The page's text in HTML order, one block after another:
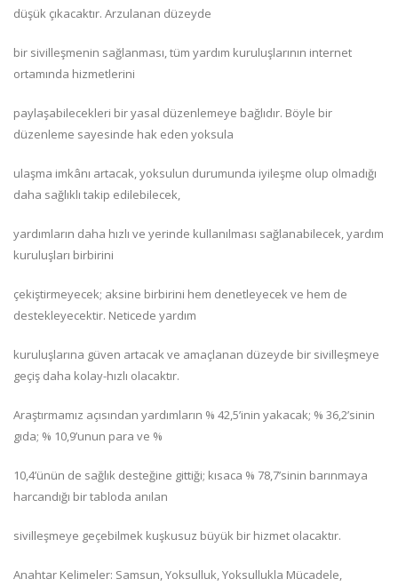
düşük çıkacaktır. Arzulanan düzeyde
bir sivilleşmenin sağlanması, tüm yardım kuruluşlarının internet
ortamında hizmetlerini
paylaşabilecekleri bir yasal düzenlemeye bağlıdır. Böyle bir
düzenleme sayesinde hak eden yoksula
ulaşma imkânı artacak, yoksulun durumunda iyileşme olup olmadığı
daha sağlıklı takip edilebilecek,
yardımların daha hızlı ve yerinde kullanılması sağlanabilecek, yardım
kuruluşları birbirini
çekiştirmeyecek; aksine birbirini hem denetleyecek ve hem de
destekleyecektir. Neticede yardım
kuruluşlarına güven artacak ve amaçlanan düzeyde bir sivilleşmeye
geçiş daha kolay-hızlı olacaktır.
Araştırmamız açısından yardımların % 42,5’inin yakacak; % 36,2’sinin
gıda; % 10,9’unun para ve %
10,4’ünün de sağlık desteğine gittiği; kısaca % 78,7’sinin barınmaya
harcandığı bir tabloda anılan
sivilleşmeye geçebilmek kuşkusuz büyük bir hizmet olacaktır.
Anahtar Kelimeler: Samsun, Yoksulluk, Yoksullukla Mücadele,